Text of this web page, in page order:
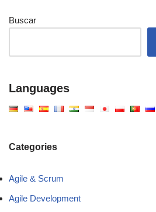
Buscar
Languages
Categories
Agile & Scrum
Agile Development